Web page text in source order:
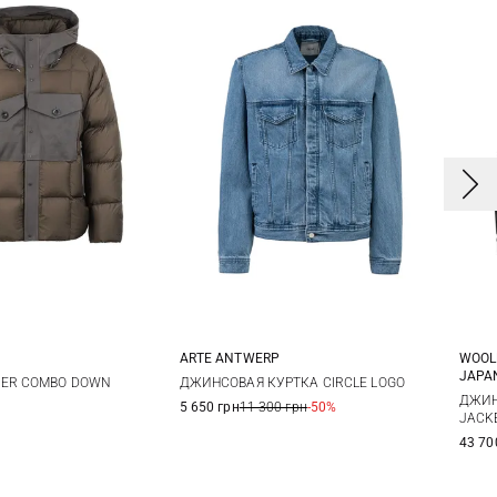
52
COMBO DOWN
S M L
ARTE ANTWERP
ДЖИНСОВАЯ КУРТКА CIRCLE LOGO
5 650 грн11 300 грн-50%
M
43